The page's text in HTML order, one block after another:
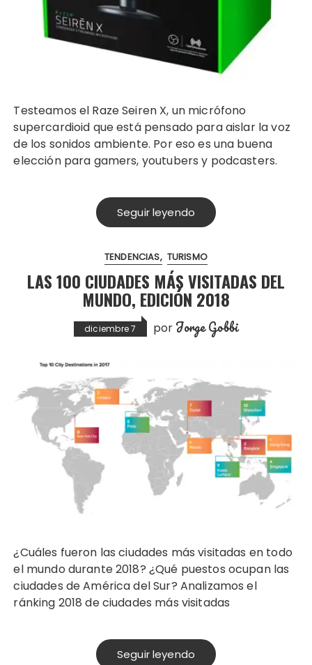
Testeamos el Raze Seiren X, un micrófono
supercardioid que está pensado para aislar la voz
de los sonidos ambiente. Por eso es una buena
elección para gamers, youtubers y podcasters.
Seguir leyendo
TENDENCIAS TURISMO
LAS 100 CIUDADES MÁS VISITADAS DEL
MUNDO, EDICIÓN 2018
diciembre 7 por Jorge Gobbi
¿Cuáles fueron las ciudades más visitadas en todo
el mundo durante 2018? ¿Qué puestos ocupan las
ciudades de América del Sur? Analizamos el
ránking 2018 de ciudades más visitadas
Seguir leyendo